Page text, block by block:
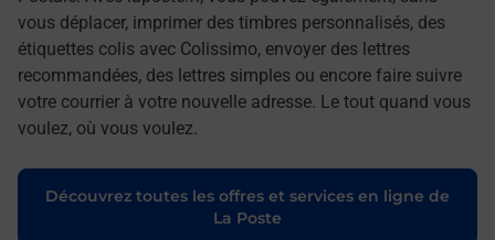
vous déplacer, imprimer des timbres personnalisés, des
étiquettes colis avec Colissimo, envoyer des lettres
recommandées, des lettres simples ou encore faire suivre
votre courrier à votre nouvelle adresse. Le tout quand vous
voulez, où vous voulez.
Découvrez toutes les offres et services en ligne de
La Poste